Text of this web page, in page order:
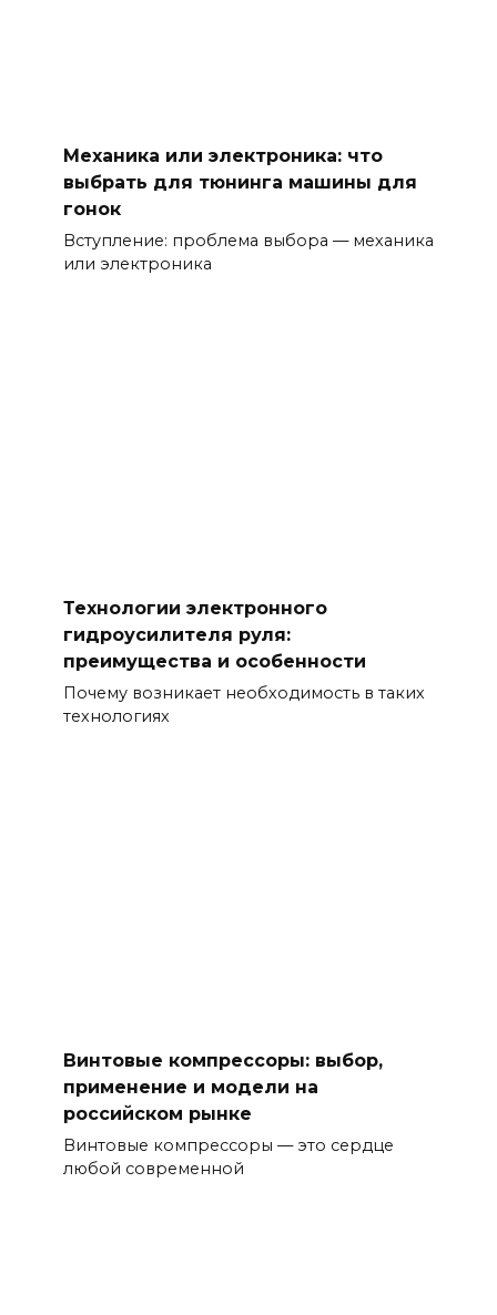
Механика или электроника: что
выбрать для тюнинга машины для
гонок
Вступление: проблема выбора — механика
или электроника
Технологии электронного
гидроусилителя руля:
преимущества и особенности
Почему возникает необходимость в таких
технологиях
Винтовые компрессоры: выбор,
применение и модели на
российском рынке
Винтовые компрессоры — это сердце
любой современной